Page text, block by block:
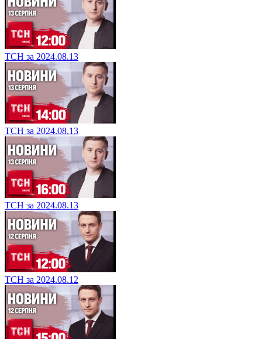
ТСН за 2024.08.13
ТСН за 2024.08.13
ТСН за 2024.08.13
ТСН за 2024.08.12